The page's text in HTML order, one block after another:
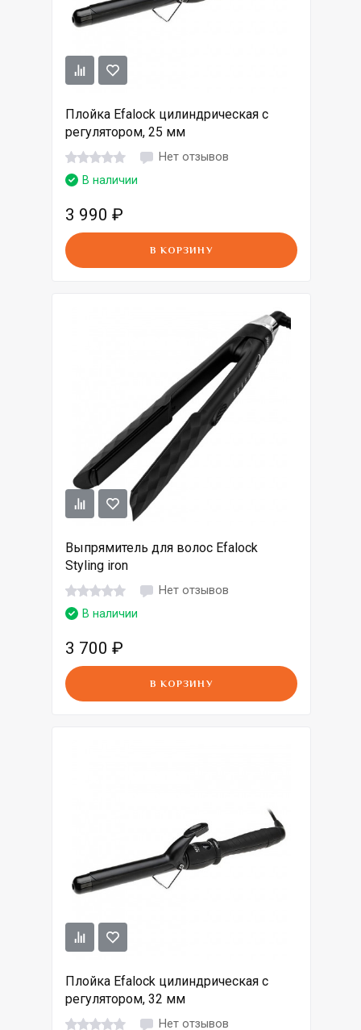
Плойка Efalock цилиндрическая c
регулятором, 25 мм
Нет отзывов
В наличии
3 990 ₽
В КОРЗИНУ
Выпрямитель для волос Efalock
Styling iron
Нет отзывов
В наличии
3 700 ₽
В КОРЗИНУ
Плойка Efalock цилиндрическая c
регулятором, 32 мм
Нет отзывов